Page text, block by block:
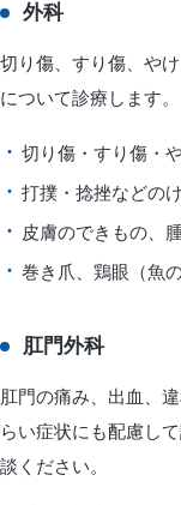
外科
切り傷、すり傷、や
について診療します。
切り傷・すり傷・
打撲・捻挫などの
皮膚のできもの、
巻き爪、鶏眼（魚
肛門外科
肛門の痛み、出血、
らい症状にも配慮し
談ください。